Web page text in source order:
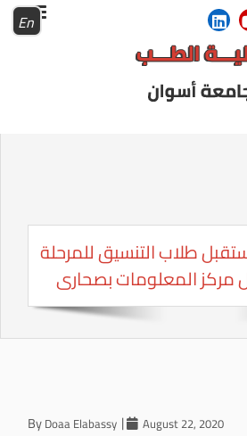
En
طلاب التنسيق للمرحلة
مركز المعلومات بصحارى
ByDoaa Elabassy August 22, 2020